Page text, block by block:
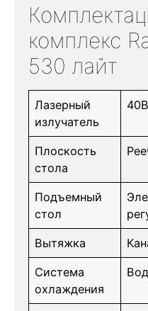
комплекс
530 лайт
Лазерный
излучатель
Плоскость
стола
Подъемный
стол
Вытяжка
Система
охлаждения